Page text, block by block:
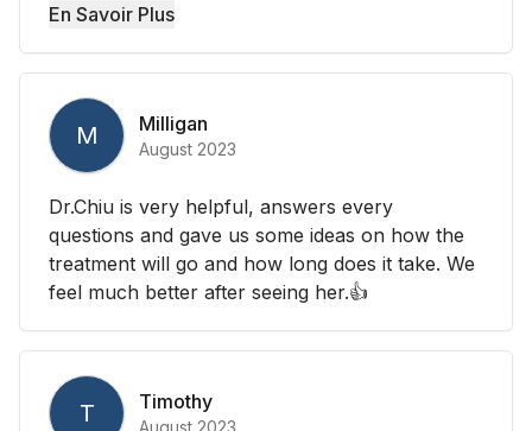
En Savoir Plus
M Milligan
August 2023
Dr.Chiu is very helpful, answers every
questions and gave us some ideas on how the
treatment will go and how long does it take. We
feel much better after seeing her.👍
T Timothy
August 2023